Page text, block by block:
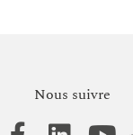
Nous suivre